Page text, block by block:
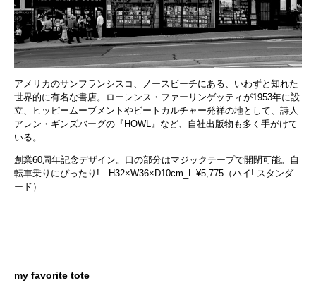
アメリカのサンフランシスコ、ノースビーチにある、いわずと知れた
世界的に有名な書店。ローレンス・ファーリンゲッティが1953年に設
立、ヒッピームーブメントやビートカルチャー発祥の地として、詩人
アレン・ギンズバーグの『HOWL』など、自社出版物も多く手がけて
いる。
創業60周年記念デザイン。口の部分はマジックテープで開閉可能。自
転車乗りにぴったり! H32×W36×D10cm_L ¥5,775（ハイ! スタンダ
ード）
my favorite tote